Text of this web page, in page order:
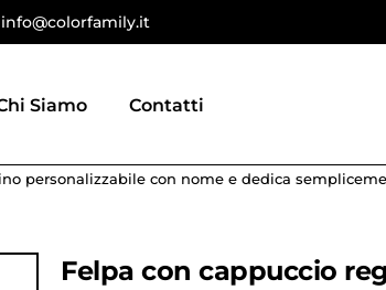
info@colorfamily.it
Siamo Contatti
personalizzabile con nome e dedica
Felpa con cappuccio